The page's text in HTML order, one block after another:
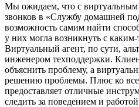
Мы ожидаем, что с виртуальным
звонков в «Службу домашней
возможность самим найти
у них могла возникнуть с
Виртуальный агент, по сути,
инженером техподдержки.
объяснить проблему, а
решению проблемы. Плюс ко
предоставляет отличные
следить за поведением и